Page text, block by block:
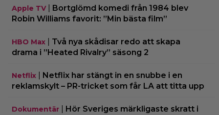
Apple TV| Bortglömd komedi från 1984 blev
Robin Williams favorit: ”Min bästa film”
HBO Max
Två nya skådisar redo att skapa
drama i ”Heated Rivalry” säsong 2
Netflix
Netflix har stängt in en snubbe i en
reklamskylt – PR-tricket som får LA att titta upp
Dokumentär
Hör Sveriges märkligaste skratt i